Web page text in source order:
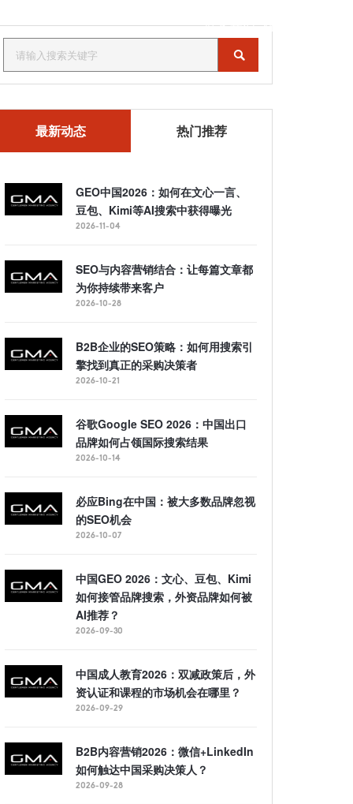
联系我们 MENU
最新动态 热门推荐
GEO中国2026：如何在文心一言、
豆包、Kimi等AI搜索中获得曝光
2026-11-04
SEO与内容营销结合：让每篇文章都
为你持续带来客户
2026-10-28
B2B企业的SEO策略：如何用搜索引
擎找到真正的采购决策者
2026-10-21
谷歌Google SEO 2026：中国出口
品牌如何占领国际搜索结果
2026-10-14
必应Bing在中国：被大多数品牌忽视
的SEO机会
2026-10-07
中国GEO 2026：文心、豆包、Kimi
如何接管品牌搜索，外资品牌如何被
AI推荐？
2026-09-30
中国成人教育2026：双减政策后，外
资认证和课程的市场机会在哪里？
2026-09-29
B2B内容营销2026：微信+LinkedIn
如何触达中国采购决策人？
2026-09-28